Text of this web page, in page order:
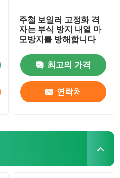
주철 보일러 고정화 격
자는 부식 방지 내열 마
모방지를 방해합니다
최고의 가격
연락처